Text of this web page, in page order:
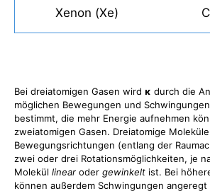
Xenon (Xe)
Bei dreiatomigen Gasen wird κ durch die
möglichen Bewegungen und
bestimmt, die mehr Energie aufnehmen
zweiatomigen Gasen. Dreiatomige
Bewegungsrichtungen (entlang der
zwei oder drei Rotationsmöglichkeiten, je
Molekül linear oder gewinkelt ist. Bei
können außerdem Schwingungen